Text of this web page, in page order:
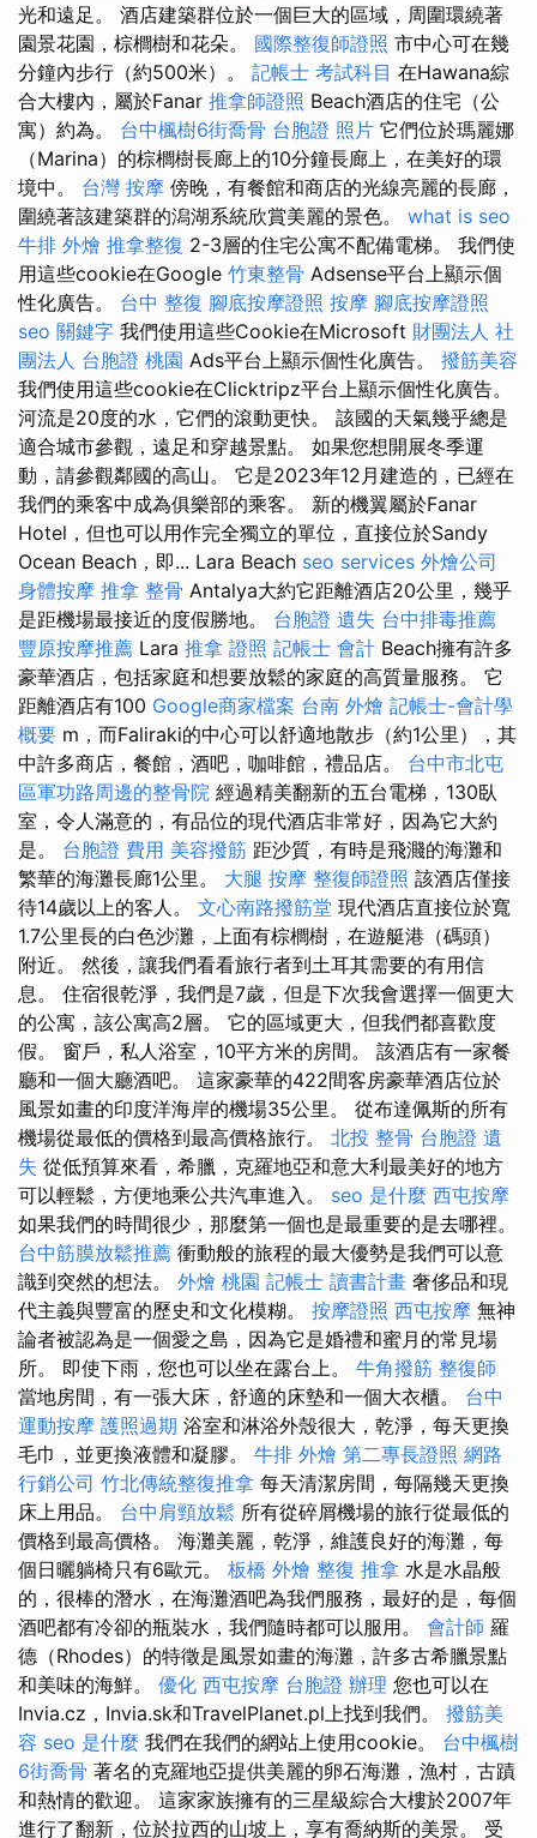
光和遠足。 酒店建築群位於一個巨大的區域，周圍環繞著
園景花園，棕櫚樹和花朵。 國際整復師證照 市中心可在幾
分鐘內步行（約500米）。 記帳士 考試科目 在Hawana綜
合大樓內，屬於Fanar 推拿師證照 Beach酒店的住宅（公
寓）約為。 台中楓樹6街喬骨 台胞證 照片 它們位於瑪麗娜
（Marina）的棕櫚樹長廊上的10分鐘長廊上，在美好的環
境中。 台灣 按摩 傍晚，有餐館和商店的光線亮麗的長廊，
圍繞著該建築群的潟湖系統欣賞美麗的景色。 what is seo
牛排 外燴 推拿整復 2-3層的住宅公寓不配備電梯。 我們使
用這些cookie在Google 竹東整骨 Adsense平台上顯示個
性化廣告。 台中 整復 腳底按摩證照 按摩 腳底按摩證照
seo 關鍵字 我們使用這些Cookie在Microsoft 財團法人 社
團法人 台胞證 桃園 Ads平台上顯示個性化廣告。 撥筋美容
我們使用這些cookie在Clicktripz平台上顯示個性化廣告。
河流是20度的水，它們的滾動更快。 該國的天氣幾乎總是
適合城市參觀，遠足和穿越景點。 如果您想開展冬季運
動，請參觀鄰國的高山。 它是2023年12月建造的，已經在
我們的乘客中成為俱樂部的乘客。 新的機翼屬於Fanar
Hotel，但也可以用作完全獨立的單位，直接位於Sandy
Ocean Beach，即... Lara Beach seo services 外燴公司
身體按摩 推拿 整骨 Antalya大約它距離酒店20公里，幾乎
是距機場最接近的度假勝地。 台胞證 遺失 台中排毒推薦
豐原按摩推薦 Lara 推拿 證照 記帳士 會計 Beach擁有許多
豪華酒店，包括家庭和想要放鬆的家庭的高質量服務。 它
距離酒店有100 Google商家檔案 台南 外燴 記帳士-會計學
概要 m，而Faliraki的中心可以舒適地散步（約1公里），其
中許多商店，餐館，酒吧，咖啡館，禮品店。 台中市北屯
區軍功路周邊的整骨院 經過精美翻新的五台電梯，130臥
室，令人滿意的，有品位的現代酒店非常好，因為它大約
是。 台胞證 費用 美容撥筋 距沙質，有時是飛濺的海灘和
繁華的海灘長廊1公里。 大腿 按摩 整復師證照 該酒店僅接
待14歲以上的客人。 文心南路撥筋堂 現代酒店直接位於寬
1.7公里長的白色沙灘，上面有棕櫚樹，在遊艇港（碼頭）
附近。 然後，讓我們看看旅行者到土耳其需要的有用信
息。 住宿很乾淨，我們是7歲，但是下次我會選擇一個更大
的公寓，該公寓高2層。 它的區域更大，但我們都喜歡度
假。 窗戶，私人浴室，10平方米的房間。 該酒店有一家餐
廳和一個大廳酒吧。 這家豪華的422間客房豪華酒店位於
風景如畫的印度洋海岸的機場35公里。 從布達佩斯的所有
機場從最低的價格到最高價格旅行。 北投 整骨 台胞證 遺
失 從低預算來看，希臘，克羅地亞和意大利最美好的地方
可以輕鬆，方便地乘公共汽車進入。 seo 是什麼 西屯按摩
如果我們的時間很少，那麼第一個也是最重要的是去哪裡。
台中筋膜放鬆推薦 衝動般的旅程的最大優勢是我們可以意
識到突然的想法。 外燴 桃園 記帳士 讀書計畫 奢侈品和現
代主義與豐富的歷史和文化模糊。 按摩證照 西屯按摩 無神
論者被認為是一個愛之島，因為它是婚禮和蜜月的常見場
所。 即使下雨，您也可以坐在露台上。 牛角撥筋 整復師
當地房間，有一張大床，舒適的床墊和一個大衣櫃。 台中
運動按摩 護照過期 浴室和淋浴外殼很大，乾淨，每天更換
毛巾，並更換液體和凝膠。 牛排 外燴 第二專長證照 網路
行銷公司 竹北傳統整復推拿 每天清潔房間，每隔幾天更換
床上用品。 台中肩頸放鬆 所有從碎屑機場的旅行從最低的
價格到最高價格。 海灘美麗，乾淨，維護良好的海灘，每
個日曬躺椅只有6歐元。 板橋 外燴 整復 推拿 水是水晶般
的，很棒的潛水，在海灘酒吧為我們服務，最好的是，每個
酒吧都有冷卻的瓶裝水，我們隨時都可以服用。 會計師 羅
德（Rhodes）的特徵是風景如畫的海灘，許多古希臘景點
和美味的海鮮。 優化 西屯按摩 台胞證 辦理 您也可以在
Invia.cz，Invia.sk和TravelPlanet.pl上找到我們。 撥筋美
容 seo 是什麼 我們在我們的網站上使用cookie。 台中楓樹
6街喬骨 著名的克羅地亞提供美麗的卵石海灘，漁村，古蹟
和熱情的歡迎。 這家家族擁有的三星級綜合大樓於2007年
進行了翻新，位於拉西的山坡上，享有喬納斯的美景。 受